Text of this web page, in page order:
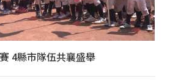
4縣市隊伍共襄盛舉